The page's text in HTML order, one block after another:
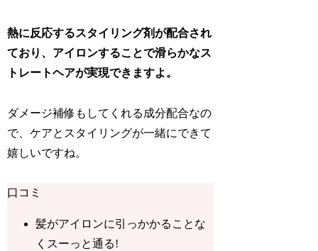
熱に反応するスタイリング剤が配合され
ており、アイロンすることで滑らかなス
トレートヘアが実現できますよ。
ダメージ補修もしてくれる成分配合なの
で、ケアとスタイリングが一緒にできて
嬉しいですね。
口コミ
髪がアイロンに引っかかることな
くスーっと通る!